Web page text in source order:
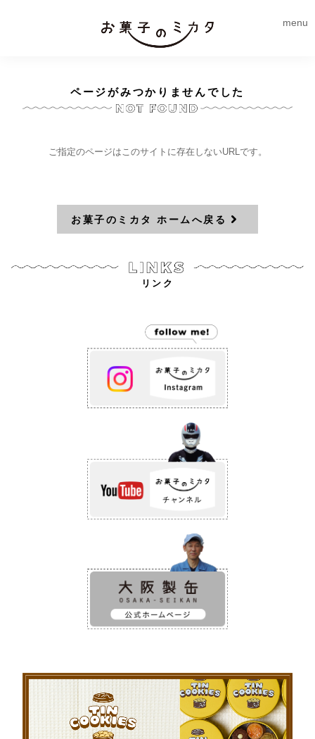
menu
ページがみつかりませんでした
ご指定のページはこのサイトに存在しないURLです。
お菓子のミカタ ホームへ戻る
リンク